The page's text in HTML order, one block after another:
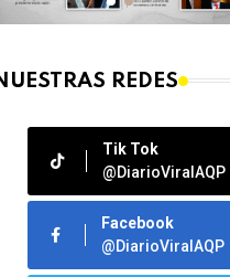
REDES
Tik Tok
@DiarioViralAQP
Facebook
@DiarioViralAQP